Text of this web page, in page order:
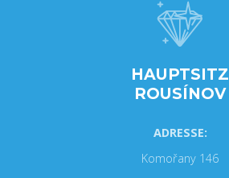
HAUPTSITZ
ROUSÍNOV
ADRESSE:
Komořany 146